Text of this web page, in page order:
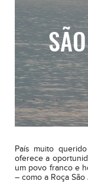
País muito
oferece a
um povo franco e
– como a Roça São